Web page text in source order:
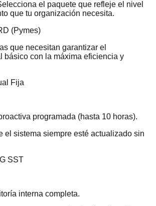
el paquete que refleje el nivel
que tu organización necesita.
(Pymes)
que necesitan garantizar el
básico con la máxima eficiencia y
Fija
programada (hasta 10 horas).
el sistema siempre esté actualizado sin
SST
interna completa.